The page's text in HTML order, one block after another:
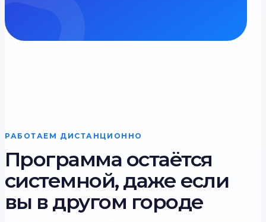
РАБОТАЕМ ДИСТАНЦИОННО
Программа остаётся
системной, даже если
вы в другом городе